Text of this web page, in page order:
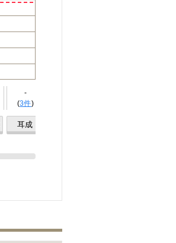
-
(3件)
耳成